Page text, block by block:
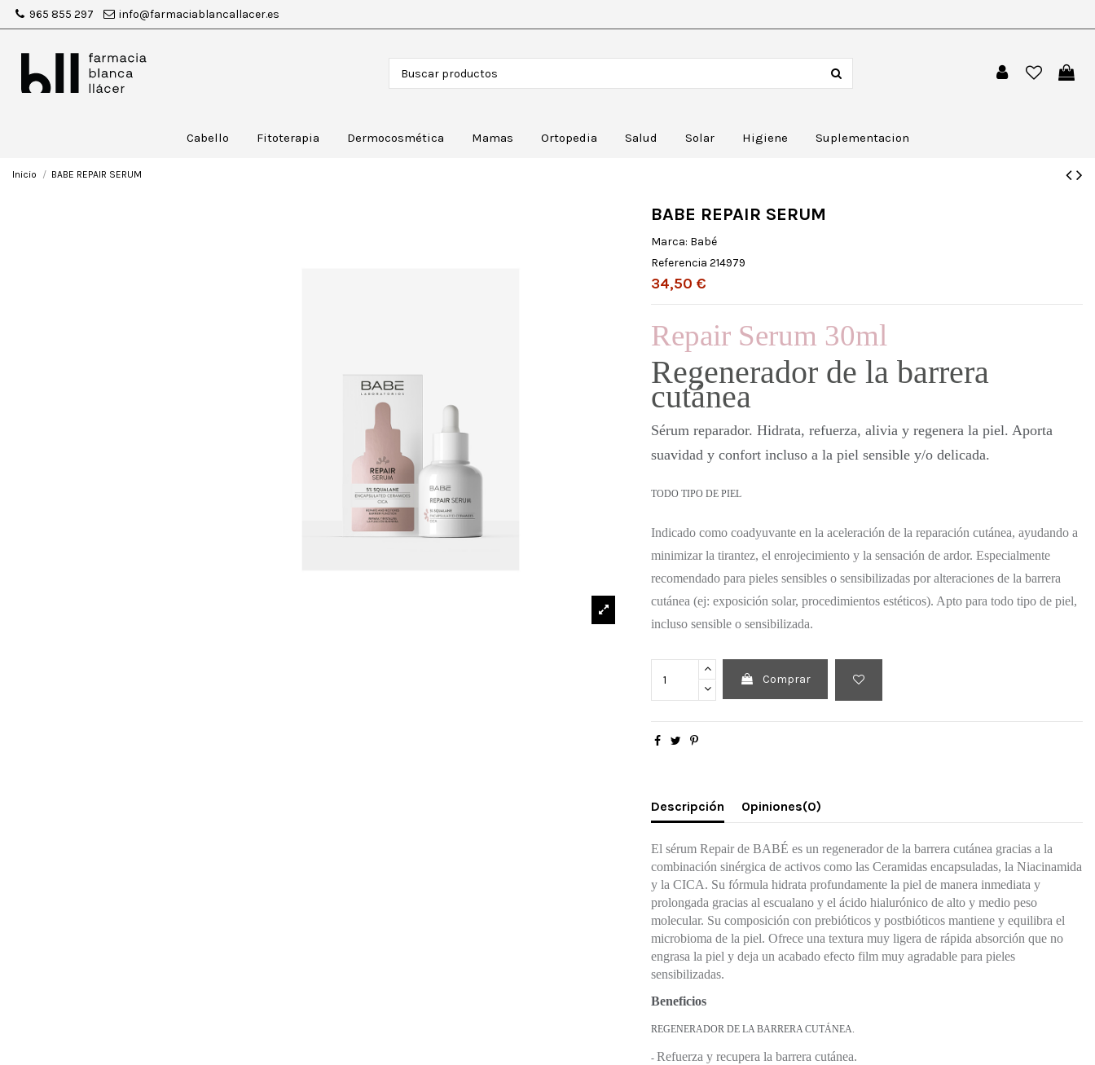
965 855 297 info@farmaciablancallacer.es
Cabello Fitoterapia Dermocosmética Mamas Ortopedia Salud Solar Higiene Suplementacion
Inicio BABE REPAIR SERUM
BABE REPAIR SERUM
Marca: Babé
Referencia 214979
34,50 €
Repair Serum 30ml
Regenerador de la barrera
cutánea
Sérum reparador. Hidrata, refuerza, alivia y regenera la piel. Aporta
suavidad y confort incluso a la piel sensible y/o delicada.
TODO TIPO DE PIEL
Indicado como coadyuvante en la aceleración de la reparación cutánea, ayudando a
minimizar la tirantez, el enrojecimiento y la sensación de ardor. Especialmente
recomendado para pieles sensibles o sensibilizadas por alteraciones de la barrera
cutánea (ej: exposición solar, procedimientos estéticos). Apto para todo tipo de piel,
incluso sensible o sensibilizada.
Comprar
Descripción Opiniones(0)
El sérum Repair de BABÉ es un regenerador de la barrera cutánea gracias a la
combinación sinérgica de activos como las Ceramidas encapsuladas, la Niacinamida
y la CICA. Su fórmula hidrata profundamente la piel de manera inmediata y
prolongada gracias al escualano y el ácido hialurónico de alto y medio peso
molecular. Su composición con prebióticos y postbióticos mantiene y equilibra el
microbioma de la piel. Ofrece una textura muy ligera de rápida absorción que no
engrasa la piel y deja un acabado efecto film muy agradable para pieles
sensibilizadas.
Beneficios
REGENERADOR DE LA BARRERA CUTÁNEA.
- Refuerza y recupera la barrera cutánea.